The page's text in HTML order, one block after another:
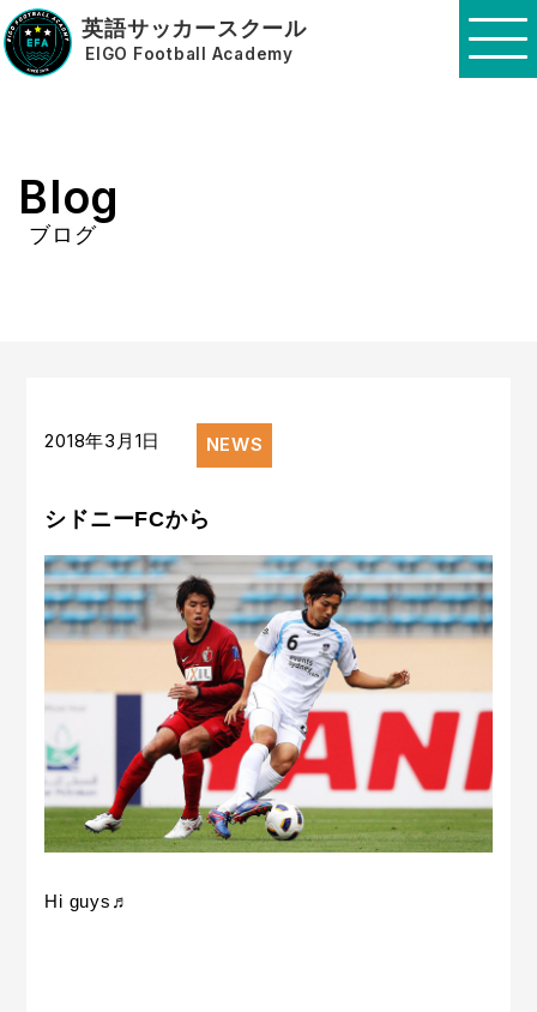
英語サッカースクール
EIGO Football Academy
Blog
ブログ
2018年3月1日 NEWS
シドニーFCから
Hi guys♬